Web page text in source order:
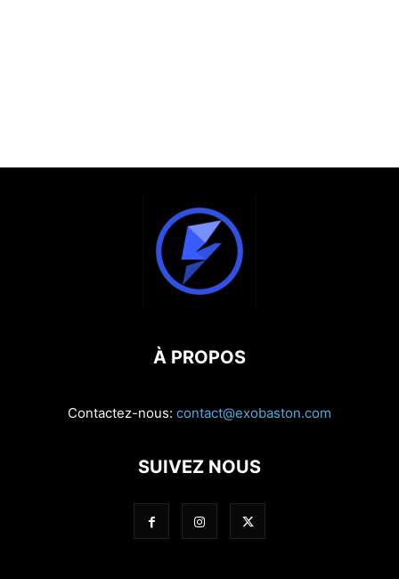
À PROPOS
Contactez-nous: contact@exobaston.com
SUIVEZ NOUS